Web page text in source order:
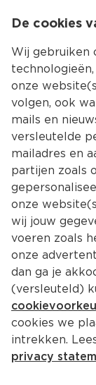
De cookies
Wij gebruiken
onze
volgen, ook
mails en
versleutelde
mailadres en
partijen zoals
onze
wij jouw
voeren zoals
onze
dan ga je
(versleuteld)
cookies we
intrekken.
privacy